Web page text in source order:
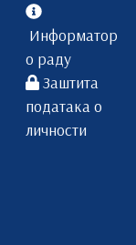
Информатор
о раду
Заштита
података о
личности